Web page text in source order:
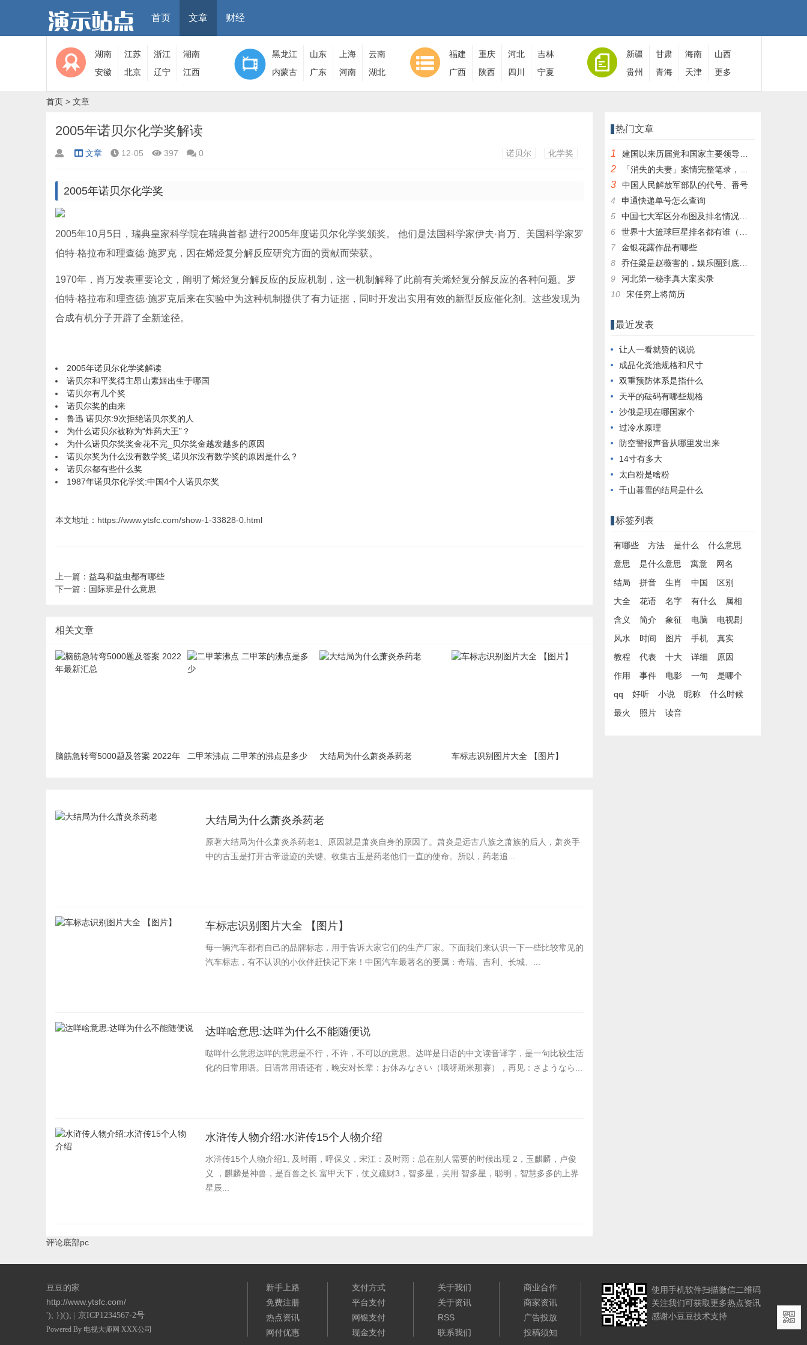
首页 文章 财经
湖南 江苏 浙江
湖南
安徽
北京 辽宁 江西
黑龙江 山东 上海
云南
内蒙古
广东 河南 湖北
福建 重庆 河北
吉林
广西
陕西 四川 宁夏
新疆 甘肃 海南
山西
贵州
青海 天津 更多
首页 > 文章
2005年诺贝尔化学奖解读
文章 12-05 397 0 诺贝尔 化学奖
2005年诺贝尔化学奖
2005年10月5日，瑞典皇家科学院在瑞典首都 进行2005年度诺贝尔化学奖颁奖。 他们是法国科学家伊夫·肖万、美国科学家罗
伯特·格拉布和理查德·施罗克，因在烯烃复分解反应研究方面的贡献而荣获。
1970年，肖万发表重要论文，阐明了烯烃复分解反应的反应机制，这一机制解释了此前有关烯烃复分解反应的各种问题。罗
伯特·格拉布和理查德·施罗克后来在实验中为这种机制提供了有力证据，同时开发出实用有效的新型反应催化剂。这些发现为
合成有机分子开辟了全新途径。
2005年诺贝尔化学奖解读
诺贝尔和平奖得主昂山素姬出生于哪国
诺贝尔有几个奖
诺贝尔奖的由来
鲁迅 诺贝尔:9次拒绝诺贝尔奖的人
为什么诺贝尔被称为“炸药大王”？
为什么诺贝尔奖奖金花不完_贝尔奖金越发越多的原因
诺贝尔奖为什么没有数学奖_诺贝尔没有数学奖的原因是什么？
诺贝尔都有些什么奖
1987年诺贝尔化学奖:中国4个人诺贝尔奖
本文地址：https://www.ytsfc.com/show-1-33828-0.html
上一篇： 益鸟和益虫都有哪些
下一篇： 国际班是什么意思
相关文章
脑筋急转弯5000题及答案 2022年
二甲苯沸点 二甲苯的沸点是多少 大结局为什么萧炎杀药老 车标志识别图片大全 【图片】
大结局为什么萧炎杀药老
原著大结局为什么萧炎杀药老​1、原因就是萧炎自身的原因了。萧炎是远古八族之萧族的后人，萧炎手
中的古玉是打开古帝遗迹的关键。收集古玉是药老他们一直的使命。所以，药老追...
车标志识别图片大全 【图片】
每一辆汽车都有自己的品牌标志，用于告诉大家它们的生产厂家。下面我们来认识一下一些比较常见的
汽车标志，有不认识的小伙伴赶快记下来！中国汽车最著名的要属：奇瑞、吉利、长城、...
达咩啥意思:达咩为什么不能随便说
哒咩什么意思达咩的意思是不行，不许，不可以的意思。达咩是日语的中文读音译字，是一句比较生活
化的日常用语。日语常用语还有，晚安对长辈：お休みなさい（哦呀斯米那赛），再见：さようなら...
水浒传人物介绍:水浒传15个人物介绍
水浒传15个人物介绍1, 及时雨，呼保义，宋江：及时雨：总在别人需要的时候出现 2，玉麒麟，卢俊
义 ，麒麟是神兽，是百兽之长 富甲天下，仗义疏财3，智多星，吴用 智多星，聪明，智慧多多的上界
星辰...
评论底部pc
热门文章
1 建国以来历届党和国家主要领导人全名单
2 「消失的夫妻」案情完整笔录，凶手灭绝人性！|杀人狂魔004
3
中国人民解放军部队的代号、番号
4
申通快递单号怎么查询
5
中国七大军区分布图及排名情况详细解读！
6
世界十大篮球巨星排名都有谁（篮球排行榜前十名）
7
金银花露作品有哪些
8
乔任梁是赵薇害的，娱乐圈到底有多乱，昔日往事一件一件都被扒出，你是怎么
9
河北第一秘李真大案实录
10
宋任穷上将简历
最近发表
让人一看就赞的说说
成品化粪池规格和尺寸
双重预防体系是指什么
天平的砝码有哪些规格
沙俄是现在哪国家个
过冷水原理
防空警报声音从哪里发出来
14寸有多大
太白粉是啥粉
千山暮雪的结局是什么
标签列表
有哪些 方法 是什么
什么意思
意思
是什么意思 寓意
网名
结局
拼音 生肖 中国
区别
大全
花语 名字 有什么
属相
含义
简介 象征 电脑
电视剧
风水
时间 图片 手机
真实
教程
代表 十大 详细
原因
作用
事件 电影 一句
是哪个
qq
好听 小说 昵称
什么时候
最火
照片 读音
豆豆的家
http://www.ytsfc.com/
'); })(); 京ICP1234567-2号
Powered By 电视大师网 XXX公司
新手上路
免费注册
热点资讯
网付优惠
支付方式
平台支付
网银支付
现金支付
关于我们
关于资讯
RSS
联系我们
商业合作
商家资讯
广告投放
投稿须知
使用手机软件扫描微信二维码
关注我们可获取更多热点资讯
感谢小豆豆技术支持